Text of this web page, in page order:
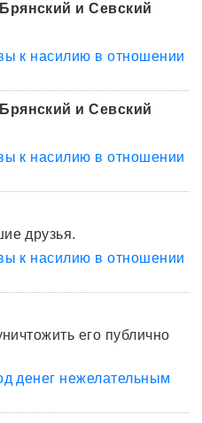
и Севский
к насилию в отношении
и Севский
к насилию в отношении
друзья.
к насилию в отношении
его публично
денег нежелательным